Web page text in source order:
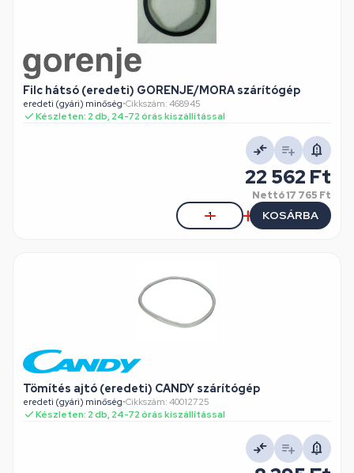
Filc hátsó (eredeti) GORENJE/MORA szárítógép
eredeti (gyári) minőség•Cikkszám: 468945
Készleten: 2 db, 24-72 órás kiszállítással
22 562 Ft
Nettó17 765 Ft
KOSÁRBA
Tömítés ajtó (eredeti) CANDY szárítógép
eredeti (gyári) minőség•Cikkszám: 40012725
Készleten: 2 db, 24-72 órás kiszállítással